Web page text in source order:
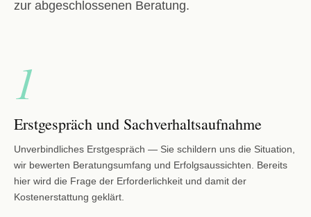
zur abgeschlossenen Beratung.
1
Erstgespräch und Sachverhaltsaufnahme
Unverbindliches Erstgespräch — Sie schildern uns die Situation,
wir bewerten Beratungsumfang und Erfolgsaussichten. Bereits
hier wird die Frage der Erforderlichkeit und damit der
Kostenerstattung geklärt.